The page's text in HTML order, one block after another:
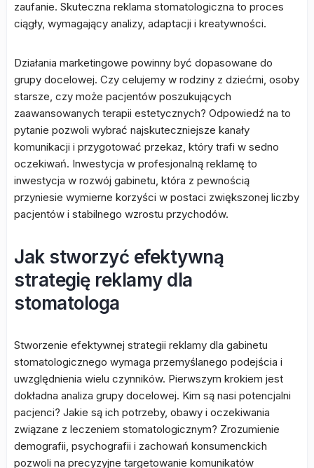
zaufanie. Skuteczna reklama stomatologiczna to proces
ciągły, wymagający analizy, adaptacji i kreatywności.
Działania marketingowe powinny być dopasowane do
grupy docelowej. Czy celujemy w rodziny z dziećmi, osoby
starsze, czy może pacjentów poszukujących
zaawansowanych terapii estetycznych? Odpowiedź na to
pytanie pozwoli wybrać najskuteczniejsze kanały
komunikacji i przygotować przekaz, który trafi w sedno
oczekiwań. Inwestycja w profesjonalną reklamę to
inwestycja w rozwój gabinetu, która z pewnością
przyniesie wymierne korzyści w postaci zwiększonej liczby
pacjentów i stabilnego wzrostu przychodów.
Jak stworzyć efektywną
strategię reklamy dla
stomatologa
Stworzenie efektywnej strategii reklamy dla gabinetu
stomatologicznego wymaga przemyślanego podejścia i
uwzględnienia wielu czynników. Pierwszym krokiem jest
dokładna analiza grupy docelowej. Kim są nasi potencjalni
pacjenci? Jakie są ich potrzeby, obawy i oczekiwania
związane z leczeniem stomatologicznym? Zrozumienie
demografii, psychografii i zachowań konsumenckich
pozwoli na precyzyjne targetowanie komunikatów